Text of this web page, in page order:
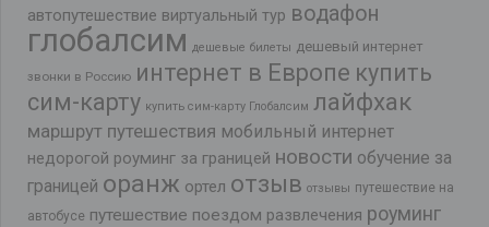
автопутешествие виртуальный тур водафон
глобалсим дешевые билеты дешевый интернет
звонки в Россию интернет в Европе купить
сим-карту купить сим-карту Глобалсим лайфхак
маршрут путешествия мобильный интернет
недорогой роуминг за границей новости обучение за
границей оранж ортел отзыв отзывы путешествие на
автобусе путешествие поездом развлечения роуминг